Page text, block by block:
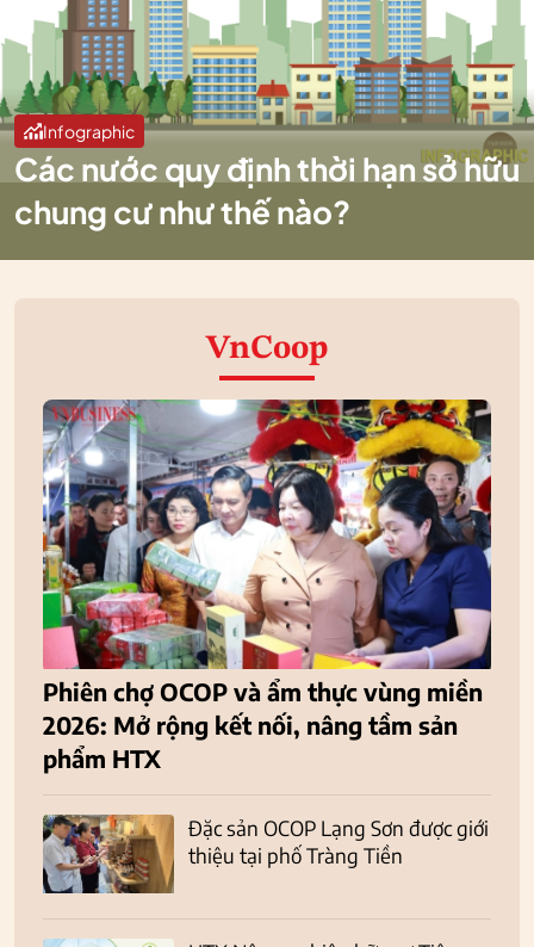
Infographic
Các nước quy định thời hạn sở hữu
chung cư như thế nào?
VnCoop
Phiên chợ OCOP và ẩm thực vùng miền
2026: Mở rộng kết nối, nâng tầm sản
phẩm HTX
Đặc sản OCOP Lạng Sơn được giới
thiệu tại phố Tràng Tiền